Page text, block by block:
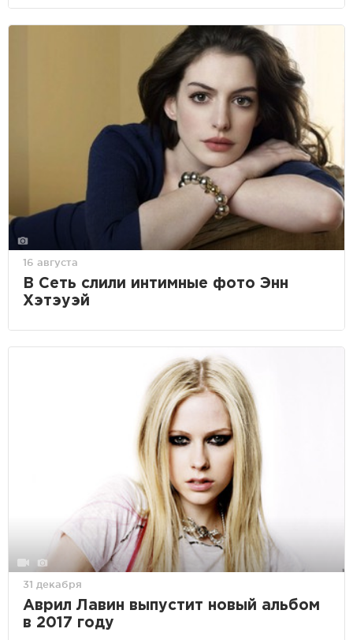
16 августа
В Сеть слили интимные фото Энн
Хэтэуэй
31 декабря
Аврил Лавин выпустит новый альбом
в 2017 году